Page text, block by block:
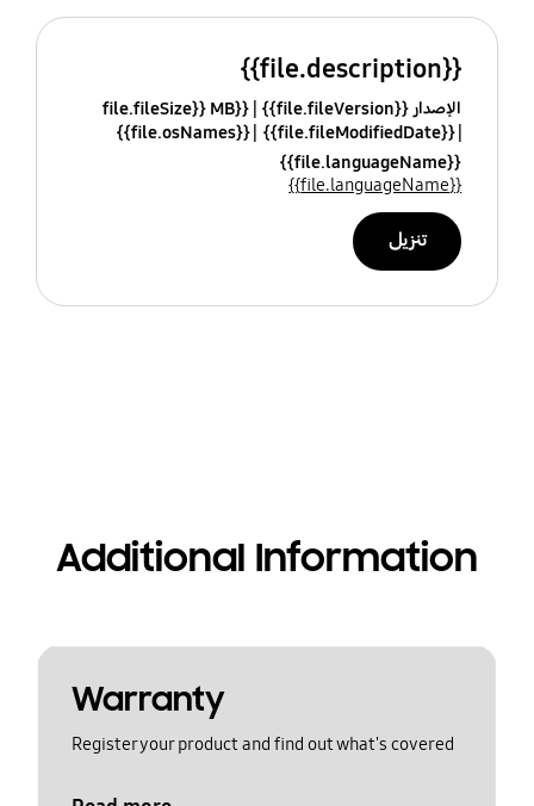
{{file.description}}
الإصدار {{file.fileVersion}}
{{file.fileSize}} MB
{{file.fileModifiedDate}}
{{file.osNames}}
{{file.languageName}}
{{file.languageName}}
تنزيل
Additional Information
Warranty
Register your product and find out what's covered